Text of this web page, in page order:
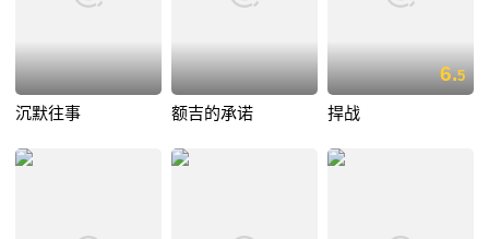
沉默往事 额吉的承诺
6.5
捍战